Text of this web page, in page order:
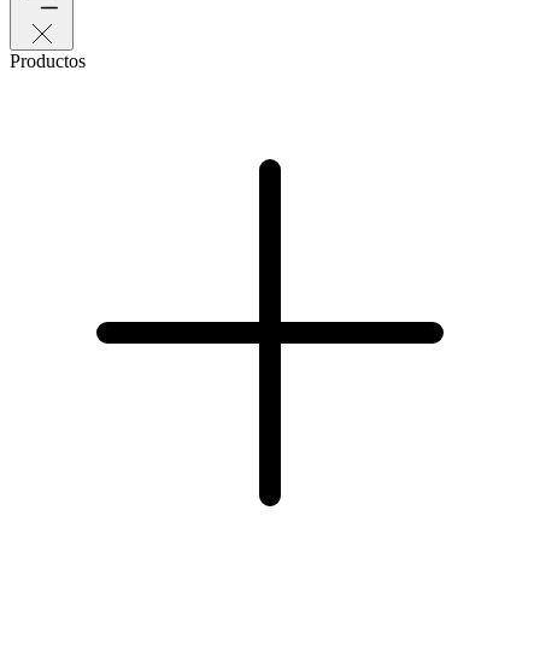
Productos